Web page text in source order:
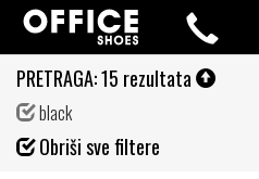
PRETRAGA:15 rezultata
black
Obriši sve filtere